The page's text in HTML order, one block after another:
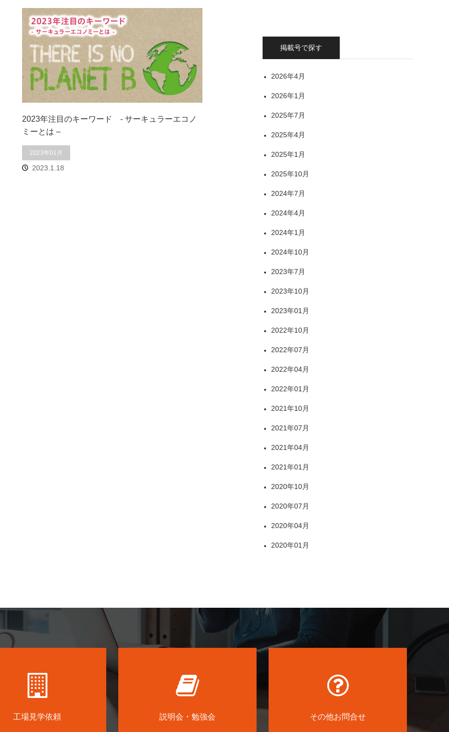
2023年注目のキーワード - サーキュラーエコノ
ミーとは –
2023年01月
2023.1.18
掲載号で探す
2026年4月
2026年1月
2025年7月
2025年4月
2025年1月
2025年10月
2024年7月
2024年4月
2024年1月
2024年10月
2023年7月
2023年10月
2023年01月
2022年10月
2022年07月
2022年04月
2022年01月
2021年10月
2021年07月
2021年04月
2021年01月
2020年10月
2020年07月
2020年04月
2020年01月
工場見学依頼 説明会・勉強会 その他お問合せ